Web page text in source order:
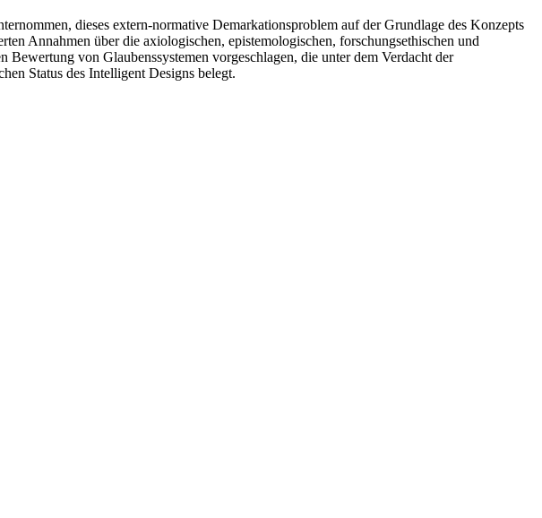
dieses extern-normative Demarkationsproblem auf der Grundlage des Konzepts
Annahmen über die axiologischen, epistemologischen, forschungsethischen und
von Glaubenssystemen vorgeschlagen, die unter dem Verdacht der
Status des Intelligent Designs belegt.